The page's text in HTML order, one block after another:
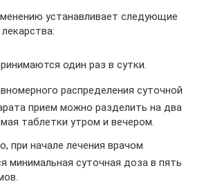
устанавливает следующие
один раз в сутки.
распределения суточной
прием можно разделить на два
таблетки утром и вечером.
при начале лечения врачом
минимальная суточная доза в пять